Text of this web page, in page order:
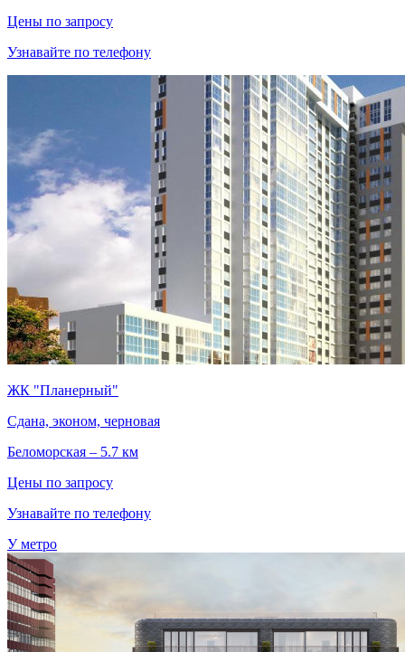
Цены по запросу
Узнавайте по телефону
ЖК "Планерный"
Сдана, эконом, черновая
Беломорская – 5.7 км
Цены по запросу
Узнавайте по телефону
У метро